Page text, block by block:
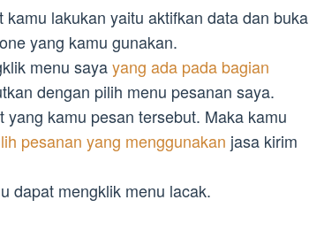
lakukan yaitu aktifkan data dan buka
yang kamu gunakan.
menu sayayang ada pada bagian
dengan pilih menu pesanan saya.
kamu pesan tersebut. Maka kamu
pesanan yang menggunakan jasa kirim
dapat mengklik menu lacak.